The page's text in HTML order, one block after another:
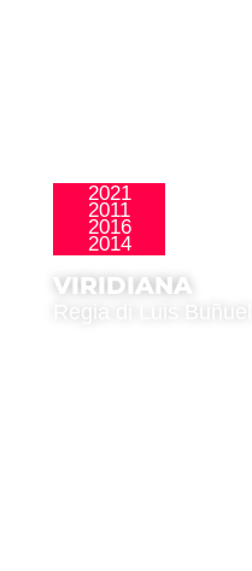
2021
2011
2016
2014
VIRIDIANA